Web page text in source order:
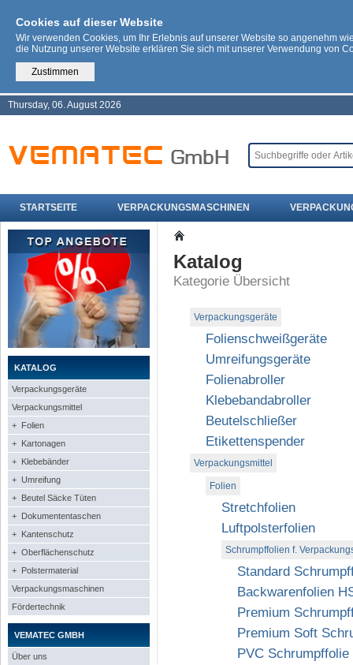
Cookies auf dieser Website
Wir verwenden Cookies, um Ihr Erlebnis auf unserer Website so angenehm
die Nutzung unserer Website erklären Sie sich mit unserer Verwendung von
Zustimmen
Thursday, 06. August 2026
STARTSEITE VERPACKUNGSMASCHINEN
KATALOG
Verpackungsgeräte
Verpackungsmittel
+ Folien
+ Kartonagen
+ Klebebänder
+ Umreifung
+ Beutel Säcke Tüten
+ Dokumententaschen
+ Kantenschutz
+ Oberflächenschutz
+ Polstermaterial
Verpackungsmaschinen
Fördertechnik
VEMATEC GMBH
Über uns
Katalog
Kategorie Übersicht
Verpackungsgeräte
Folienschweißgeräte
Umreifungsgeräte
Folienabroller
Klebebandabroller
Beutelschließer
Etikettenspender
Verpackungsmittel
Folien
Stretchfolien
Luftpolsterfolien
Schrumpffolien f.
Standard
Backwarenfolien
Premium
Premium Soft
PVC Schrumpffolie